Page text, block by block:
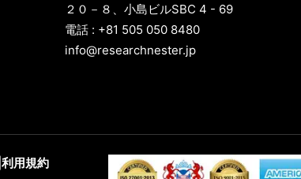
２０－８、小島ビルSBC 4 - 69
電話 : +81 505 050 8480
info@researchnester.jp
利用規約